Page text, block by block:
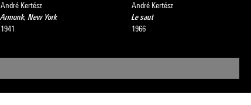
André Kertész
Armonk, New York
1941
André Kertész
Le saut
1966